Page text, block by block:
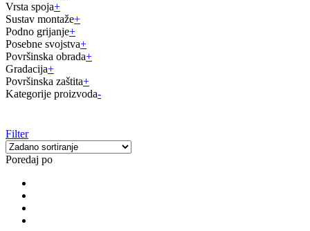
Vrsta spoja+
Sustav montaže+
Podno grijanje+
Posebne svojstva+
Površinska obrada+
Gradacija+
Površinska zaštita+
Kategorije proizvoda-
Filter
Poredaj po